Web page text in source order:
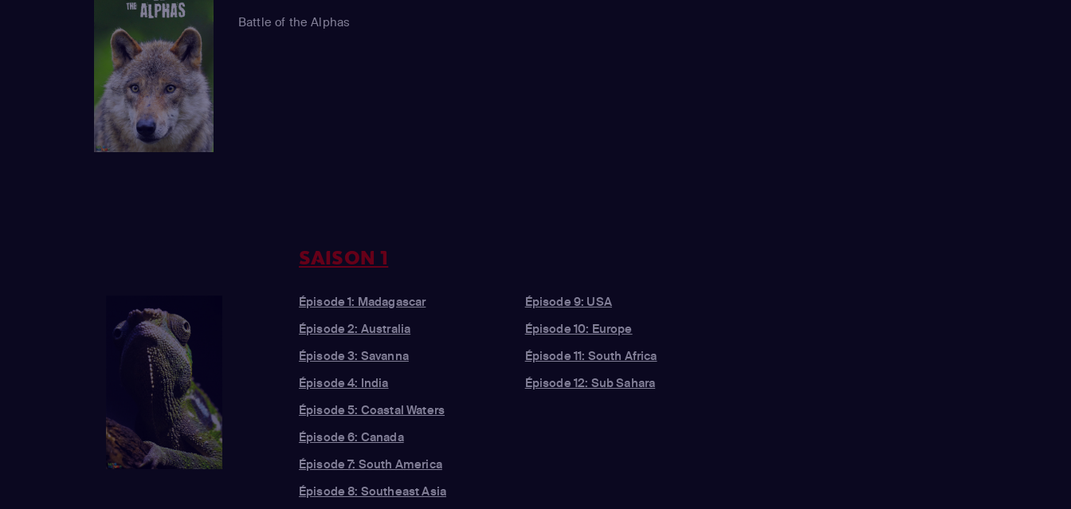
Battle of the Alphas
SAISON 1
Épisode 1: Madagascar
Épisode 2: Australia
Épisode 3: Savanna
Épisode 4: India
Épisode 5: Coastal Waters
Épisode 6: Canada
Épisode 7: South America
Épisode 8: Southeast Asia
Épisode 9: USA
Épisode 10: Europe
Épisode 11: South Africa
Épisode 12: Sub Sahara